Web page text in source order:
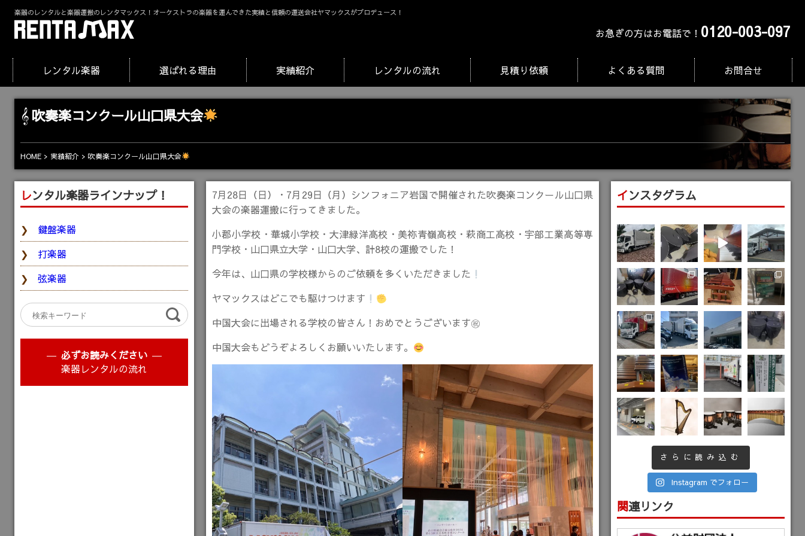
楽器のレンタルと楽器運搬のレンタマックス！オーケストラの楽器を運んできた実績と信頼の運送会社ヤマックスがプロデュース！
お急ぎの方はお電話で！ 0120-003-097
レンタル楽器 選ばれる理由 実績紹介 レンタルの流れ 見積り依頼 よくある質問 お問合せ
吹奏楽コンクール山口県大会
HOME 実績紹介 吹奏楽コンクール山口県大会
7月28日（日）・7月29日（月）シンフォニア岩国で開催された吹奏楽コンクール山口県
大会の楽器運搬に行ってきました。
小郡小学校・華城小学校・大津緑洋高校・美祢青嶺高校・萩商工高校・宇部工業高等専
門学校・山口県立大学・山口大学、計8校の運搬でした！
今年は、山口県の学校様からのご依頼を多くいただきました
ヤマックスはどこでも駆けつけます
中国大会に出場される学校の皆さん！おめでとうございます㊗
中国大会もどうぞよろしくお願いいたします。
レンタル楽器ラインナップ！
鍵盤楽器
打楽器
弦楽器
必ずお読みください
楽器レンタルの流れ
インスタグラム
さらに読み込む
Instagram でフォロー
関連リンク